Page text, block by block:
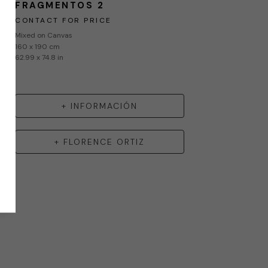
FRAGMENTOS 2
CONTACT FOR PRICE
Mixed on Canvas
160 x 190 cm
62.99 x 74.8 in
+ INFORMACIÓN
+ FLORENCE ORTIZ